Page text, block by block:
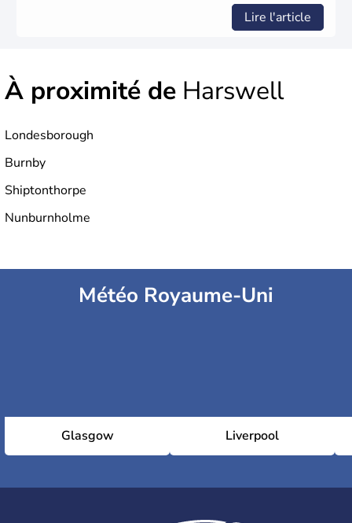
Lire l'article
À proximité de Harswell
Londesborough
Burnby
Shiptonthorpe
Nunburnholme
Météo Royaume-Uni
Glasgow Liverpool